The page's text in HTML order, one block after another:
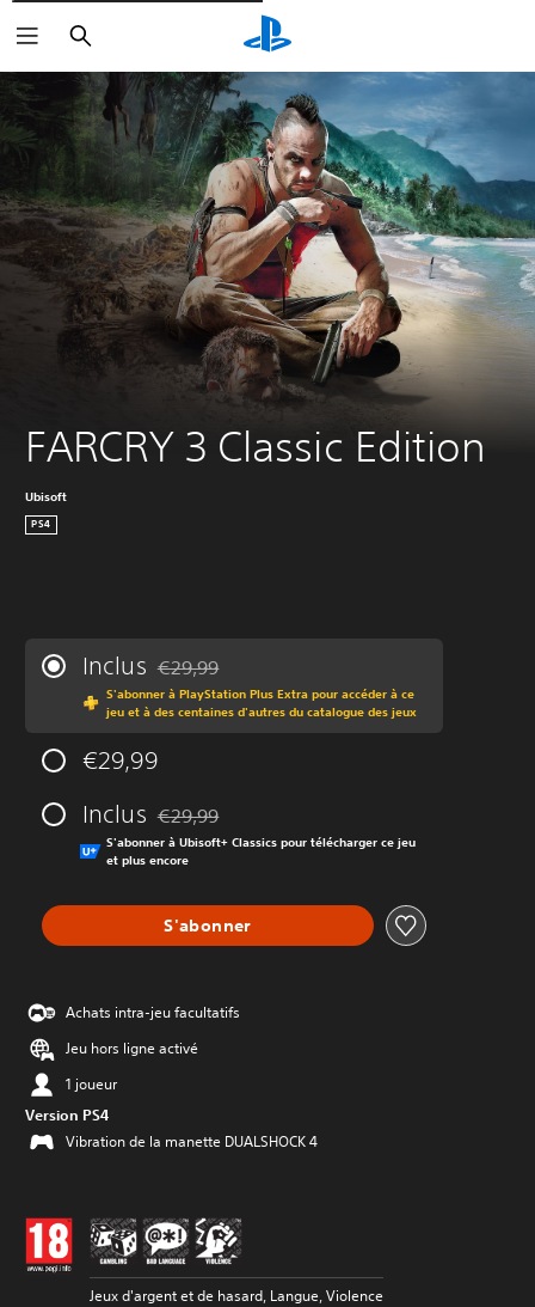
Rechercher
FARCRY 3 Classic Edition
Ubisoft
PS4
Inclus Remise par rapport au prix d'origine de €29,99
€29,99
S'abonner à PlayStation Plus Extra pour accéder à ce
jeu et à des centaines d'autres du catalogue des jeux
€29,99
Inclus Remise par rapport au prix d'origine de €29,99
€29,99
S'abonner à Ubisoft+ Classics pour télécharger ce jeu
et plus encore
S'abonner
Achats intra-jeu facultatifs
Jeu hors ligne activé
1 joueur
Version PS4
Vibration de la manette DUALSHOCK 4
Jeux d'argent et de hasard, Langue, Violence